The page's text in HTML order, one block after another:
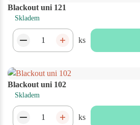
Blackout uni 121
Skladem
ks
Blackout uni 102
Skladem
ks